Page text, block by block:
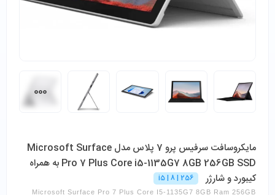
مایکروسافت سرفیس پرو 7 پلاس مدل Microsoft Surface
Pro 7 Plus Core i5-1135G7 8GB 256GB SSD به همراه
کیبورد و شارژر
i5 | 8 | 256
Microsoft Surface Pro 7 Plus Core I5-1135G7 8GB Ram 256GB